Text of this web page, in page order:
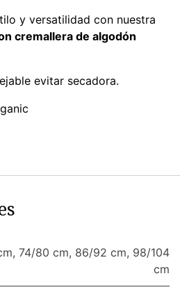
y versatilidad con nuestra
cremallera de algodón
evitar secadora.
, 74/80 cm, 86/92 cm, 98/104
cm